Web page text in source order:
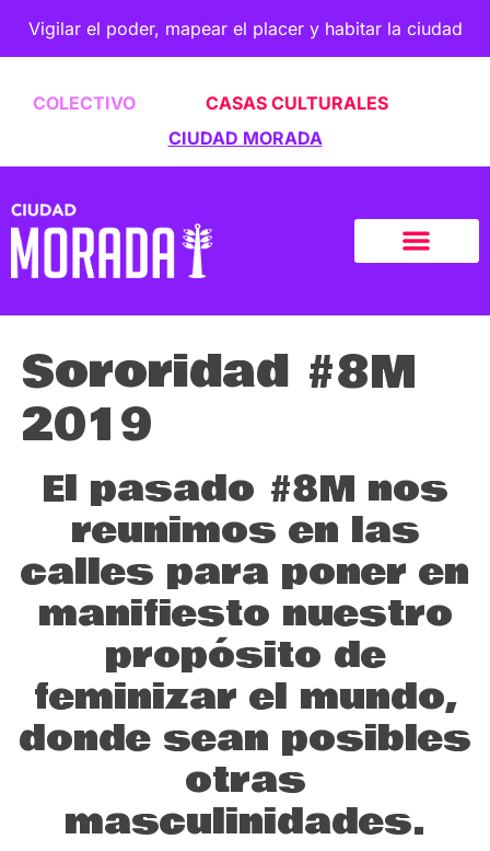
Vigilar el poder, mapear el placer y habitar la ciudad
COLECTIVO
CASAS CULTURALES
CIUDAD MORADA
Sororidad #8M
2019
El pasado #8M nos
reunimos en las
calles para poner en
manifiesto nuestro
propósito de
feminizar el mundo,
donde sean posibles
otras
masculinidades.